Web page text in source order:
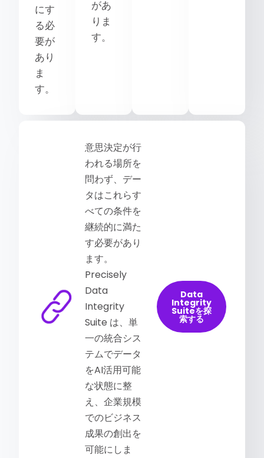
にす
る必
要が
あり
ま
す。
があ
りま
す。
意思決定が行
われる場所を
問わず、デー
タはこれらす
べての条件を
継続的に満た
す必要があり
ます。
Precisely
Data
Integrity
Suite は、単
一の統合シス
テムでデータ
をAI活用可能
な状態に整
え、企業規模
でのビジネス
成果の創出を
可能にしま
Data
Integrity
Suiteを探
索する